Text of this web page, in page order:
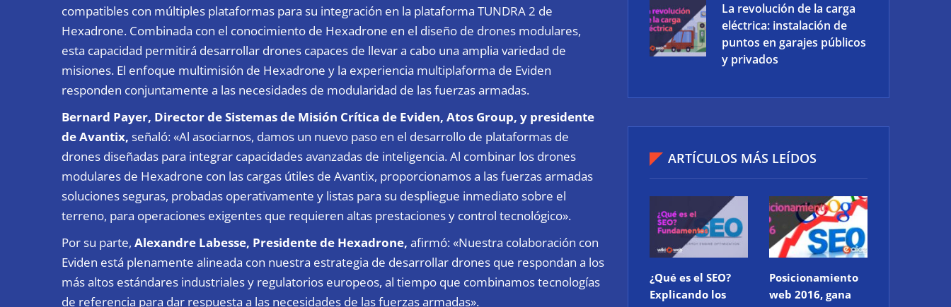
compatibles con múltiples plataformas para su integración en la plataforma TUNDRA 2 de
Hexadrone. Combinada con el conocimiento de Hexadrone en el diseño de drones modulares,
esta capacidad permitirá desarrollar drones capaces de llevar a cabo una amplia variedad de
misiones. El enfoque multimisión de Hexadrone y la experiencia multiplaforma de Eviden
responden conjuntamente a las necesidades de modularidad de las fuerzas armadas.
Bernard Payer, Director de Sistemas de Misión Crítica de Eviden, Atos Group, y presidente
de Avantix, señaló: «Al asociarnos, damos un nuevo paso en el desarrollo de plataformas de
drones diseñadas para integrar capacidades avanzadas de inteligencia. Al combinar los drones
modulares de Hexadrone con las cargas útiles de Avantix, proporcionamos a las fuerzas armadas
soluciones seguras, probadas operativamente y listas para su despliegue inmediato sobre el
terreno, para operaciones exigentes que requieren altas prestaciones y control tecnológico».
Por su parte, Alexandre Labesse, Presidente de Hexadrone, afirmó: «Nuestra colaboración con
Eviden está plenamente alineada con nuestra estrategia de desarrollar drones que respondan a los
más altos estándares industriales y regulatorios europeos, al tiempo que combinamos tecnologías
de referencia para dar respuesta a las necesidades de las fuerzas armadas».
La revolución de la carga
eléctrica: instalación de
puntos en garajes públicos
y privados
ARTÍCULOS MÁS LEÍDOS
¿Qué es el SEO?
Explicando los
Posicionamiento
web 2016, gana